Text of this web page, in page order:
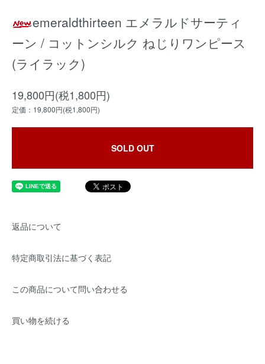
emeraldthirteen エメラルドサーティ
ーン / コットンシルク ねじりワンピース
(ライラック)
19,800円(税1,800円)
定価：19,800円(税1,800円)
SOLD OUT
返品について
特定商取引法に基づく表記
この商品について問い合わせる
買い物を続ける